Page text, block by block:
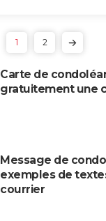
1 2
Carte de
gratuitement une
Message de
exemples de
courrier